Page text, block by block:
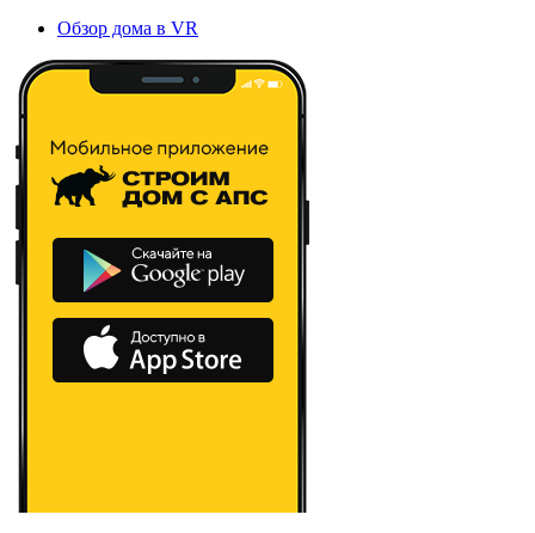
Обзор дома в VR